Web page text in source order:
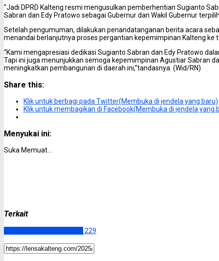
“Jadi DPRD Kalteng resmi mengusulkan pemberhentian Sugianto
Sabran dan Edy Pratowo sebagai Gubernur dan Wakil Gubernur
Setelah pengumuman, dilakukan penandatanganan berita acara
menandai berlanjutnya proses pergantian kepemimpinan Kalteng ke
“Kami mengapresiasi dedikasi Sugianto Sabran dan Edy Pratowo
Tapi ini juga menunjukkan semoga kepemimpinan Agustiar Sabran
meningkatkan pembangunan di daerah ini,”tandasnya. (Wid/RN)
Share this:
Klik untuk berbagi pada Twitter(Membuka di jendela yang baru)
Klik untuk membagikan di Facebook(Membuka di jendela yang
Menyukai ini:
Suka Memuat...
Terkait
229